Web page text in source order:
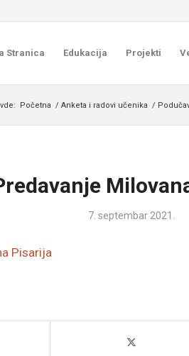
Stranica Edukacija Projekti
Početna / Anketa i radovi učenika /
7. septembar 2021.